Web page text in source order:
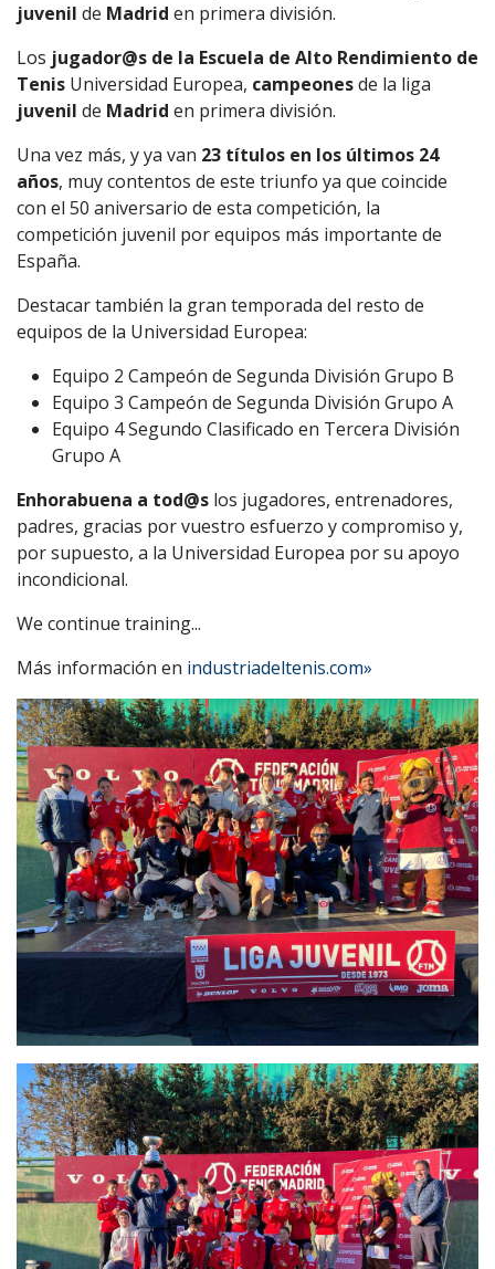
juvenil de Madrid en primera división.
Los jugador@s de la Escuela de Alto Rendimiento de
Tenis Universidad Europea, campeonesde la liga
juvenil de Madrid en primera división.
Una vez más, y ya van 23 títulos en los últimos 24
años, muy contentos de este triunfo ya que coincide
con el 50 aniversario de esta competición, la
competición juvenil por equipos más importante de
España.
Destacar también la gran temporada del resto de
equipos de la Universidad Europea:
Equipo 2 Campeón de Segunda División Grupo B
Equipo 3 Campeón de Segunda División Grupo A
Equipo 4 Segundo Clasificado en Tercera División
Grupo A
Enhorabuena a tod@s los jugadores, entrenadores,
padres, gracias por vuestro esfuerzo y compromiso y,
por supuesto, a la Universidad Europea por su apoyo
incondicional.
We continue training...
Más información en industriadeltenis.com»